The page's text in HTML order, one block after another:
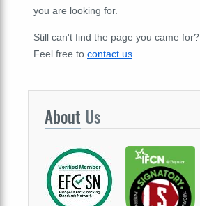
you are looking for.
Still can't find the page you came for?
Feel free to contact us
About Us